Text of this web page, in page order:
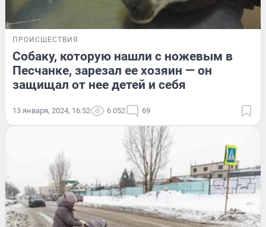
ПРОИСШЕСТВИЯ
Собаку, которую нашли с ножевым в
Песчанке, зарезал ее хозяин — он
защищал от нее детей и себя
13 января, 2024, 16:52 6 052 69